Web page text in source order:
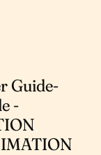
Guide-
-